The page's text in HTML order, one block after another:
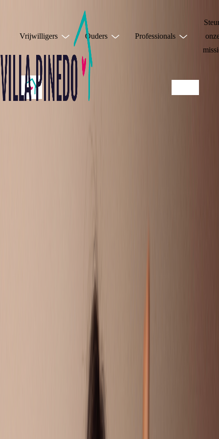
Vrijwilligers Ouders Professionals
je vragen stellen, andere kinderen en jongeren snappen precies